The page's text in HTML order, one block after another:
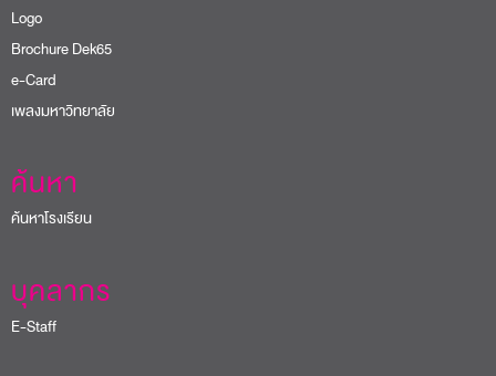
Logo
Brochure Dek65
e-Card
เพลงมหาวิทยาลัย
ค้นหา
ค้นหาโรงเรียน
บุคลากร
E-Staff